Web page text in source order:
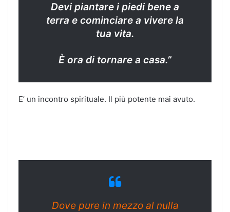
Devi piantare i piedi bene a
terra e cominciare a vivere la
tua vita.
È ora di tornare a casa.”
E’ un incontro spirituale. Il più potente mai avuto.
Dove pure in mezzo al nulla